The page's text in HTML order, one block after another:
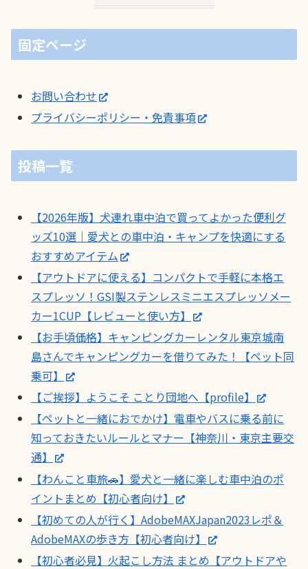
固定ページ
お問い合わせ
プライバシーポリシー・免責事項
投稿一覧
【2026年版】犬連れ車中泊で買ってよかった便利グ
ッズ10選｜愛犬との車中泊・キャンプを快適にする
おすすめアイテム
【アウトドアに使える】コンパクトで手軽に本格エ
スプレッソ！GSI製ステンレスミニエスプレッソメー
カー1CUP【レビューと使い方】
【お手頃価格】キャンピングカーレンタル東京城南
島さんでキャンピングカーを借りてみた！【ペット同
乗可】
【ご挨拶】ようこそ ことり団地へ【profile】
【ペットと一緒におでかけ】電車やバスに乗る前に
知っておきたいルールとマナー【神奈川・東京主要交
通】
【わんこと車旅🚗】愛犬と一緒に楽しむ車中泊のポ
イントまとめ【初心者向け】
【初めての人が行く】AdobeMAXJapan2023レポ＆
AdobeMAXの歩き方【初心者向け】
【初心者必見】火起こし方法 まとめ【アウトドアや